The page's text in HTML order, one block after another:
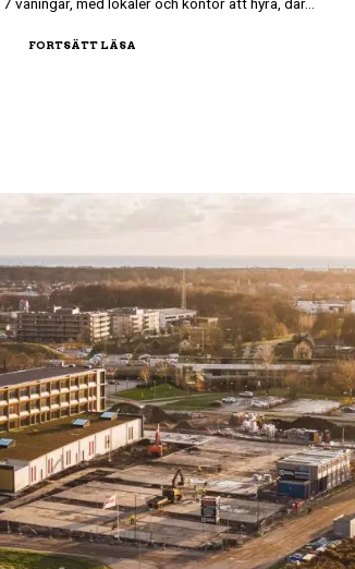
våningar, med lokaler och kontor att hyra, där…
FORTSÄTT LÄSA